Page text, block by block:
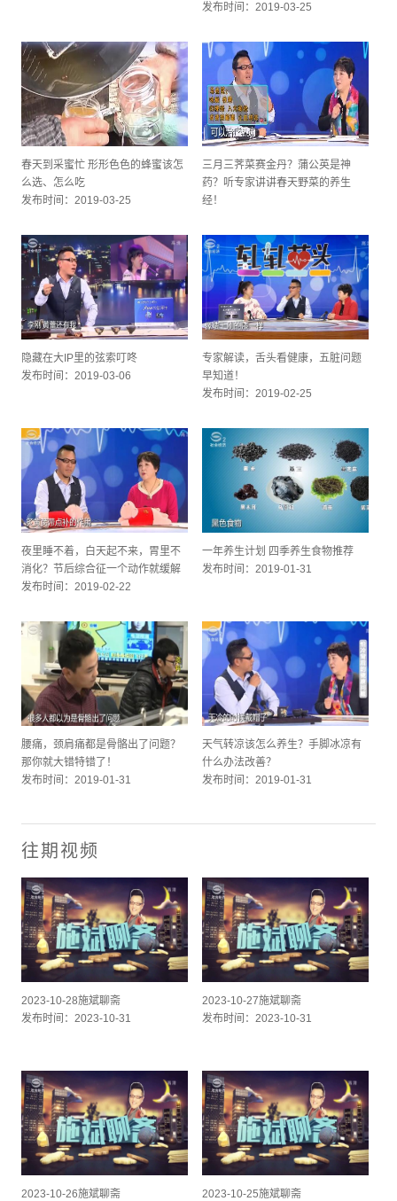
发布时间：2019-03-25
春天到采蜜忙 形形色色的蜂蜜该怎
么选、怎么吃
发布时间：2019-03-25
三月三荠菜赛金丹？蒲公英是神
药？听专家讲讲春天野菜的养生
经！
隐藏在大IP里的弦索叮咚
发布时间：2019-03-06
专家解读，舌头看健康，五脏问题
早知道！
发布时间：2019-02-25
夜里睡不着，白天起不来，胃里不
消化？节后综合征一个动作就缓解
发布时间：2019-02-22
一年养生计划 四季养生食物推荐
发布时间：2019-01-31
腰痛，颈肩痛都是骨骼出了问题？
那你就大错特错了！
发布时间：2019-01-31
天气转凉该怎么养生？手脚冰凉有
什么办法改善？
发布时间：2019-01-31
往期视频
2023-10-28施斌聊斋
发布时间：2023-10-31
2023-10-27施斌聊斋
发布时间：2023-10-31
2023-10-26施斌聊斋
2023-10-25施斌聊斋